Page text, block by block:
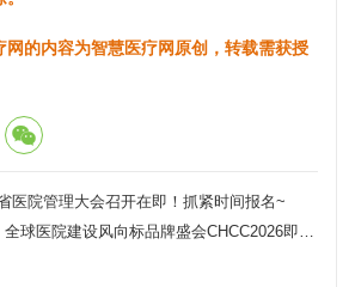
网的内容为智慧医疗网原创，转载需获授
医院管理大会召开在即！抓紧时间报名~
院建设风向标品牌盛会CHCC2026即将开幕，六大亮点抢先看